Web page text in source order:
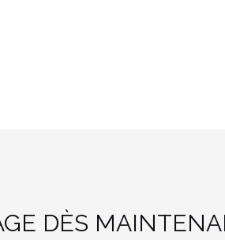
DÈS